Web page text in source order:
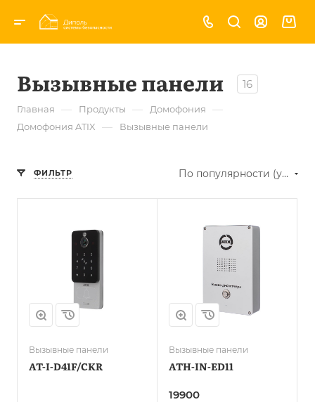
Вызывные панели 16
Главная — Продукты — Домофония —
Домофония ATIX — Вызывные панели
ФИЛЬТР По популярности (убывание)
Вызывные панели
AT-I-D41F/CKR
Вызывные панели
ATH-IN-ED11
19900